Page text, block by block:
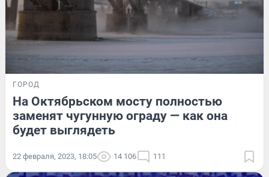
ГОРОД
На Октябрьском мосту полностью
заменят чугунную ограду — как она
будет выглядеть
22 февраля, 2023, 18:05 14 106 111